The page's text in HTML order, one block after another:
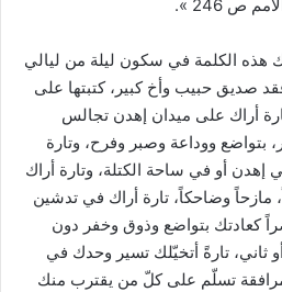
ص 246 ».
هذه الكلمة في سكون ليلة من ليالي
صديق حبيب وأخ كبير، كتبتها على
أراك على ميدان إهدن تجالس
بتواضع ووداعة وصبر وفرح، وتارة
إهدن أو في ساحة الكتلة، وتارة أراك
وضاحكاً، تارة أراك في تدشين
كعادتك بتواضع وذوق وخفر دون
تارةً أتخيّلك تسير وحدك في
تسلّم على كلّ من يقترب منك